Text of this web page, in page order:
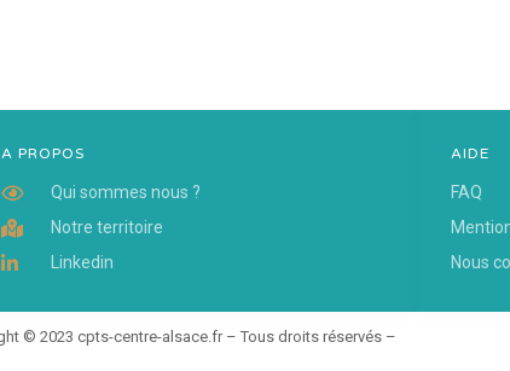
A PROPOS
Qui sommes nous ?
Notre territoire
Linkedin
AIDE
FAQ
Nous
© 2023 cpts-centre-alsace.fr – Tous droits réservés –